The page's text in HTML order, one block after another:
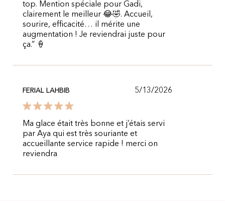
top. Mention spéciale pour Gadi,
clairement le meilleur 😂🤣. Accueil,
sourire, efficacité… il mérite une
augmentation ! Je reviendrai juste pour
ça.” 🍦
FERIAL LAHBIB 5/13/2026
Ma glace était très bonne et j’étais servi
par Aya qui est très souriante et
accueillante service rapide ! merci on
reviendra